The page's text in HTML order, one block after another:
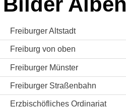
Freiburger Altstadt
Freiburg von oben
Freiburger Münster
Freiburger Straßenbahn
Erzbischöfliches Ordinariat